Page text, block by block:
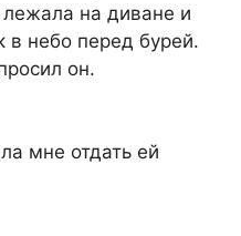
на диване и
в небо перед бурей.
он.
мне отдать ей